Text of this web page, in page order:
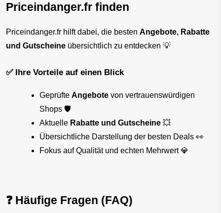
Priceindanger.fr finden
Priceindanger.fr hilft dabei, die besten Angebote, Rabatte
und Gutscheine übersichtlich zu entdecken 💡
✅ Ihre Vorteile auf einen Blick
Geprüfte Angebote von vertrauenswürdigen
Shops 🛡️
Aktuelle Rabatte und Gutscheine 💥
Übersichtliche Darstellung der besten Deals 👀
Fokus auf Qualität und echten Mehrwert 💎
❓ Häufige Fragen (FAQ)